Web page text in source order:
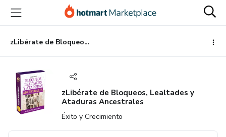
principal
página
de
página
zLibérate de Bloqueos, Lealtades y Ataduras Ancestrales
zLibérate de Bloqueos, Lealtades y
Ataduras Ancestrales
Éxito y Crecimiento